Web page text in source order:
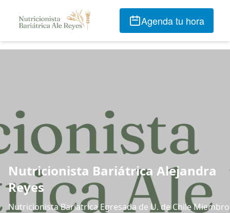
Agenda tu hora
Nutricionista Bariátrica Alejandra
Reyes
Nutricionista Bariatrica Egresada de U. de Chile Miembro